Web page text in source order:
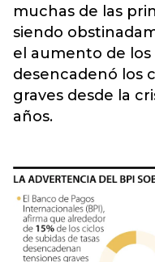
muchas de las
siendo
el aumento de
desencadenó los
graves desde la
años.